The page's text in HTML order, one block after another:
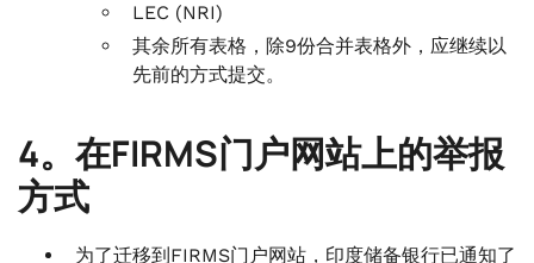
LEC (NRI)
其余所有表格，除9份合并表格外，应继续以
先前的方式提交。
4。在FIRMS门户网站上的举报
方式
为了迁移到FIRMS门户网站，印度储备银行已通知了